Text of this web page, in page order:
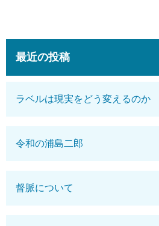
最近の投稿
ラベルは現実をどう変えるのか
令和の浦島二郎
督脈について